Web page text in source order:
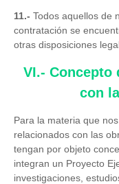
11.- Todos aquellos de
contratación se
otras disposiciones
VI.- Concepto
con
Para la materia que
relacionados con las
tengan por objeto
integran un Proyecto
investigaciones,